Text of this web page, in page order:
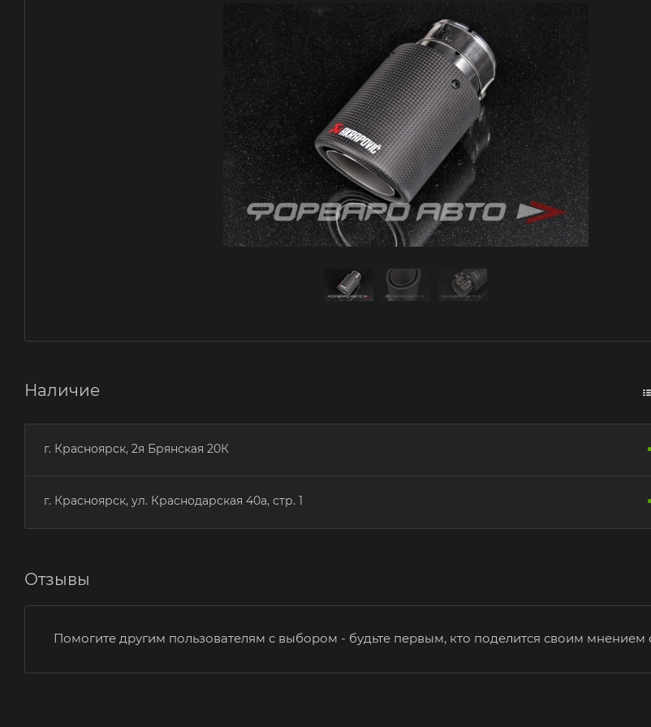
Наличие
г. Красноярск, 2я Брянская 20К
г. Красноярск, ул. Краснодарская 40а, стр. 1
Отзывы
Помогите другим пользователям с выбором - будьте первым, кто поделится своим мнением